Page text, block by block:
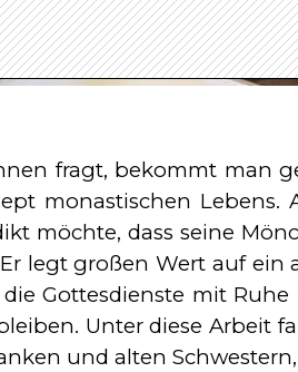
fragt, bekommt man
monastischen
möchte, dass seine
legt großen Wert auf
Gottesdienste mit
Unter diese Arbeit
und alten